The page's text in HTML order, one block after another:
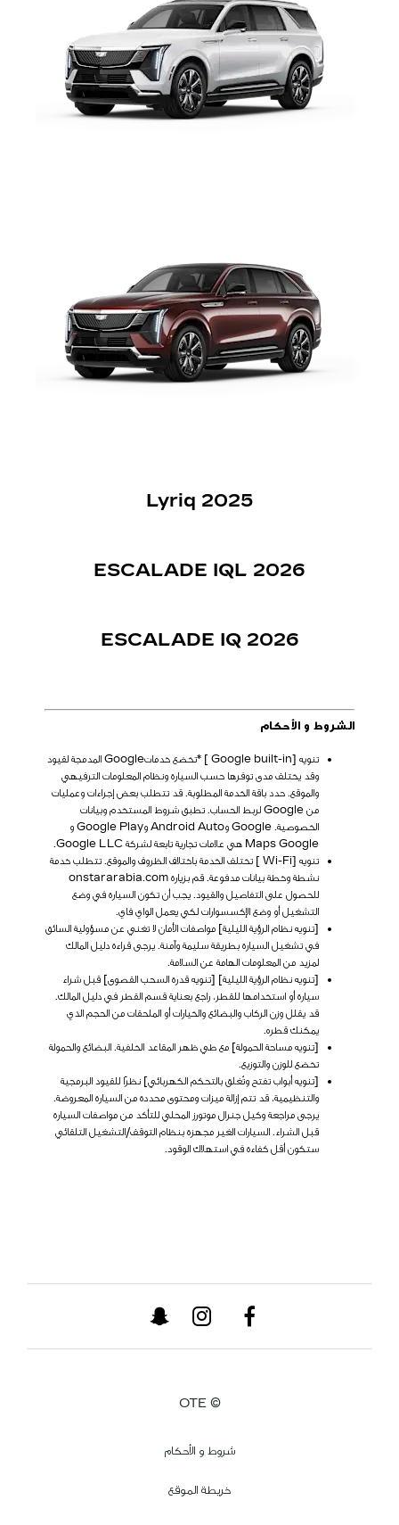
2025 Lyriq
2026 ESCALADE
IQL
2026 ESCALADE IQ
الشروط و الأحكام
تنويه [Google built-in ] *تخضع خدماتGoogle المدمجة لقيود
وقد يختلف مدى توفرها حسب السيارة ونظام المعلومات الترفيهي
والموقع. حدد باقة الخدمة المطلوبة. قد تتطلب بعض إجراءات وعمليات
من Google لربط الحساب. تطبق شروط المستخدم وبيانات
الخصوصية. Google وAndroid Auto وGoogle Play و
Maps Google هي علامات تجارية تابعة لشركة Google LLC.
تنويه [Wi-Fi ] تختلف الخدمة باختلاف الظروف والموقع. تتطلب خدمة
نشطة وخطة بيانات مدفوعة. قم بزيارة onstararabia.com
للحصول على التفاصيل والقيود. يجب أن تكون السيارة في وضع
التشغيل أو وضع الإكسسوارات لكي يعمل الواي فاي.
[تنويه نظام الرؤية الليلية] مواصفات الأمان لا تغني عن مسؤولية السائق
في تشغيل السيارة بطريقة سليمة وآمنة. يرجى قراءة دليل المالك
لمزيد من المعلومات الهامة عن السلامة.
[تنويه نظام الرؤية الليلية][تنويه قدرة السحب القصوى]قبل شراء
سيارة أو استخدامها للقطر، راجع بعناية قسم القطر في دليل المالك.
قد يقلل وزن الركاب والبضائع والخيارات أو الملحقات من الحجم الذي
يمكنك قطره.
[تنويه مساحة الحمولة]مع طي ظهر المقاعد الخلفية. البضائع والحمولة
تخضع للوزن والتوزيع.
[تنويه أبواب تفتح وتُغلق بالتحكم الكهربائي] نظرًا للقيود البرمجية
والتنظيمية، قد تتم إزالة ميزات ومحتوى محددة من السيارة المعروضة.
يرجى مراجعة وكيل جنرال موتورز المحلي للتأكد من مواصفات السيارة
قبل الشراء. السيارات الغير مجهزة بنظام التوقف/التشغيل التلقائي
ستكون أقل كفاءة في استهلاك الوقود.
© OTE
شروط و الأحكام
خريطة الموقع